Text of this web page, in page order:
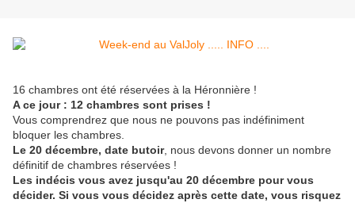
16 chambres ont été réservées à la Héronnière !
A ce jour : 12 chambres sont prises !
Vous comprendrez que nous ne pouvons pas indéfiniment
bloquer les chambres.
Le 20 décembre, date butoir, nous devons donner un nombre
définitif de chambres réservées !
Les indécis vous avez jusqu'au 20 décembre pour vous
décider. Si vous vous décidez après cette date, vous risquez